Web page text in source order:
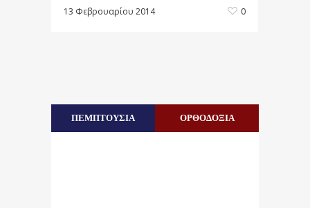
13 Φεβρουαρίου 2014 0
ΠΕΜΠΤΟΥΣΙΑ ΟΡΘΟΔΟΞΙΑ